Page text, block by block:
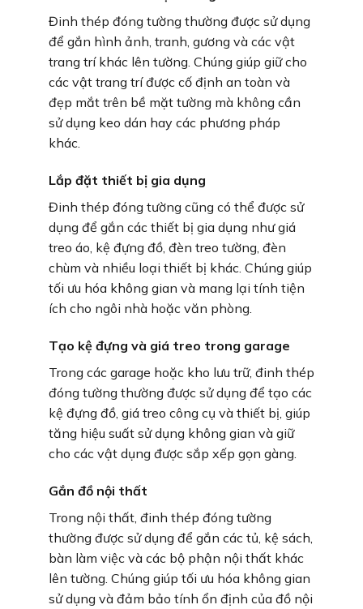
Đinh thép đóng tường thường được sử dụng
để gắn hình ảnh, tranh, gương và các vật
trang trí khác lên tường. Chúng giúp giữ cho
các vật trang trí được cố định an toàn và
đẹp mắt trên bề mặt tường mà không cần
sử dụng keo dán hay các phương pháp
khác.
Lắp đặt thiết bị gia dụng
Đinh thép đóng tường cũng có thể được sử
dụng để gắn các thiết bị gia dụng như giá
treo áo, kệ đựng đồ, đèn treo tường, đèn
chùm và nhiều loại thiết bị khác. Chúng giúp
tối ưu hóa không gian và mang lại tính tiện
ích cho ngôi nhà hoặc văn phòng.
Tạo kệ đựng và giá treo trong garage
Trong các garage hoặc kho lưu trữ, đinh thép
đóng tường thường được sử dụng để tạo các
kệ đựng đồ, giá treo công cụ và thiết bị, giúp
tăng hiệu suất sử dụng không gian và giữ
cho các vật dụng được sắp xếp gọn gàng.
Gắn đồ nội thất
Trong nội thất, đinh thép đóng tường
thường được sử dụng để gắn các tủ, kệ sách,
bàn làm việc và các bộ phận nội thất khác
lên tường. Chúng giúp tối ưu hóa không gian
sử dụng và đảm bảo tính ổn định của đồ nội